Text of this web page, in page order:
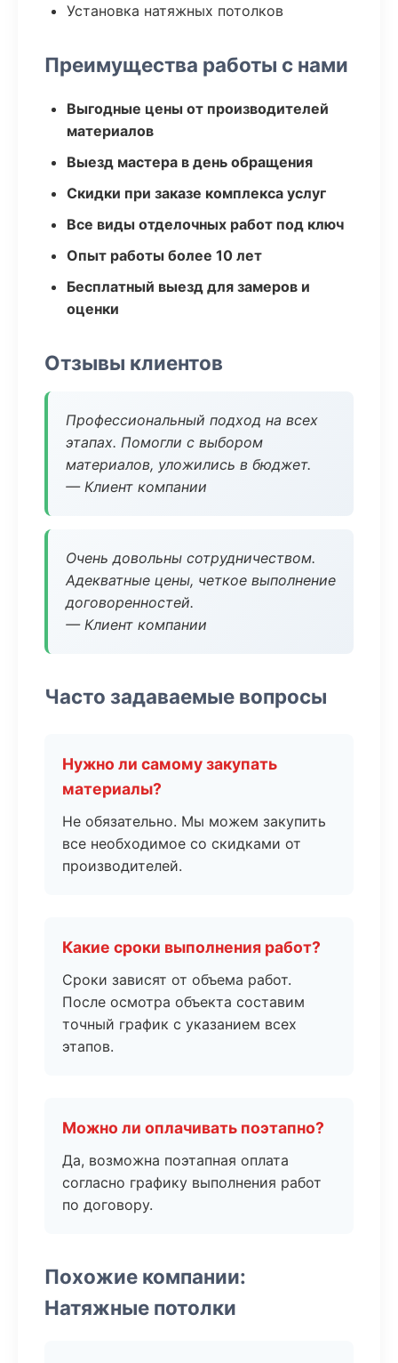
Установка натяжных потолков
Преимущества работы с нами
Выгодные цены от производителей
материалов
Выезд мастера в день обращения
Скидки при заказе комплекса услуг
Все виды отделочных работ под ключ
Опыт работы более 10 лет
Бесплатный выезд для замеров и
оценки
Отзывы клиентов
Профессиональный подход на всех
этапах. Помогли с выбором
материалов, уложились в бюджет.
— Клиент компании
Очень довольны сотрудничеством.
Адекватные цены, четкое выполнение
договоренностей.
— Клиент компании
Часто задаваемые вопросы
Нужно ли самому закупать
материалы?
Не обязательно. Мы можем закупить
все необходимое со скидками от
производителей.
Какие сроки выполнения работ?
Сроки зависят от объема работ.
После осмотра объекта составим
точный график с указанием всех
этапов.
Можно ли оплачивать поэтапно?
Да, возможна поэтапная оплата
согласно графику выполнения работ
по договору.
Похожие компании:
Натяжные потолки